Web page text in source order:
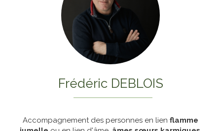
Frédéric DEBLOIS
Accompagnement des personnes en lien flamme